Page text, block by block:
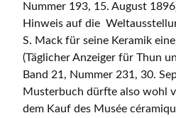
Nummer 193, 15. August
Hinweis auf die
S. Mack für seine Keramik
(Täglicher Anzeiger für Thun
Band 21, Nummer 231, 30.
Musterbuch dürfte also wohl
dem Kauf des Musée